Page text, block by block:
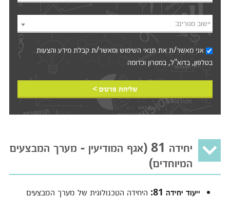
יישוב מגורים:
אני מאשר/ת את תנאי השימושומאשר/ת קבלת מידע והצעות
בטלפון, בדוא"ל, במסרון וכדומה‎‎
שליחת פרטים >
יחידה 81 (אגף המודיעין - מערך המבצעים
המיוחדים)
ייעוד יחידה 81:
היחידה הטכנולוגית של מערך המבצעים